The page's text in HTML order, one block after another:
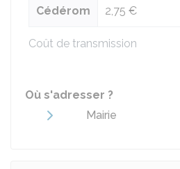
Coût de transmission
Cédérom 2,75 €
Où s'adresser ?
Mairie